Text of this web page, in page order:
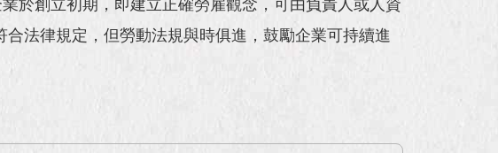
於創立初期，即建立正確勞雇觀念，可由負責人或人資
法律規定，但勞動法規與時俱進，鼓勵企業可持續進